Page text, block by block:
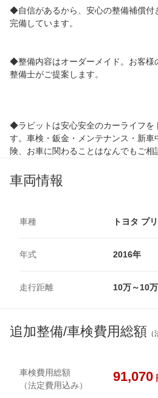
◆自信があるから、安心の整備補償付
完備しています。
◆整備内容はオーダーメイド。お客様
整備士がご提案します。
◆ラピットは安心安全のカーライフを
す。車検・鈑金・メンテナンス・新車
険、お車に関わることはなんでもご相
車両情報
車種 トヨタ プ
年式 2016年
走行距離 10万～10
追加整備/車検費用総額
車検費用総額
（法定費用込み）
91,070